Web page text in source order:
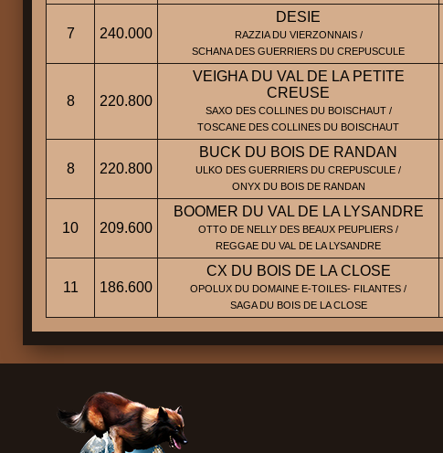
7 240.000
DESIE
RAZZIA DU VIERZONNAIS /
SCHANA DES GUERRIERS DU CREPUSCULE
8 220.800
VEIGHA DU VAL DE LA PETITE
CREUSE
SAXO DES COLLINES DU BOISCHAUT /
TOSCANE DES COLLINES DU BOISCHAUT
8 220.800
BUCK DU BOIS DE RANDAN
ULKO DES GUERRIERS DU CREPUSCULE /
ONYX DU BOIS DE RANDAN
10 209.600
BOOMER DU VAL DE LA LYSANDRE
OTTO DE NELLY DES BEAUX PEUPLIERS /
REGGAE DU VAL DE LA LYSANDRE
11 186.600
CX DU BOIS DE LA CLOSE
OPOLUX DU DOMAINE E-TOILES- FILANTES /
SAGA DU BOIS DE LA CLOSE